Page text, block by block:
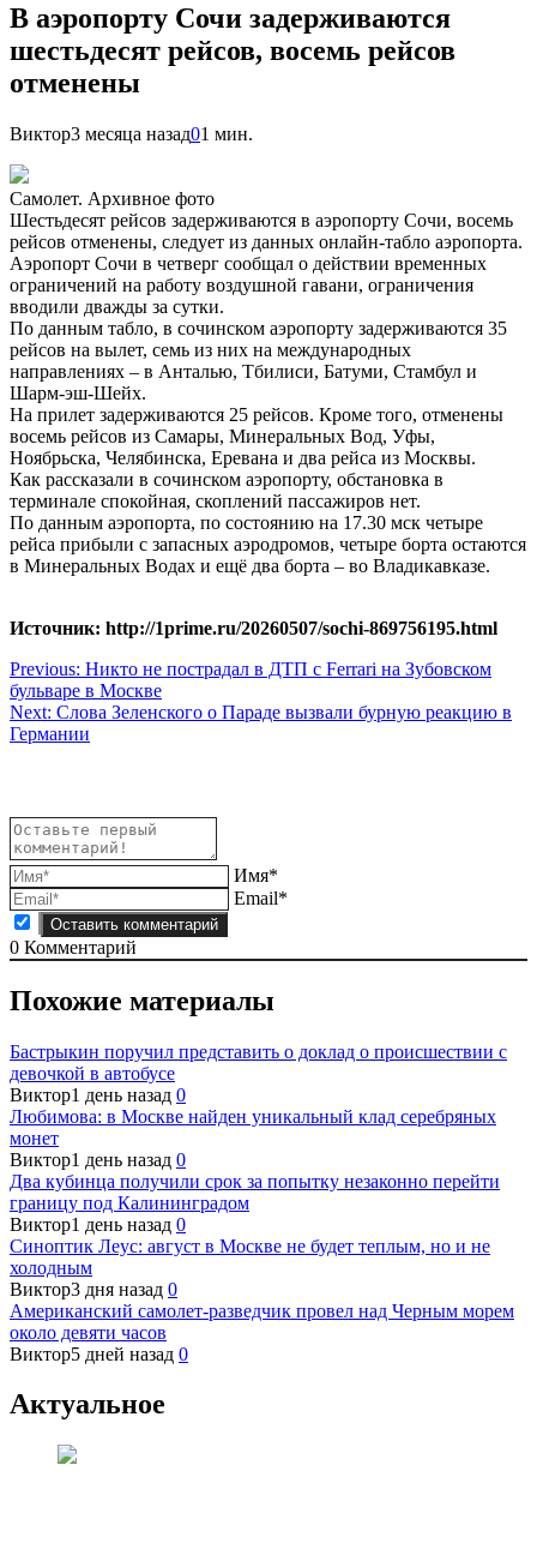
В аэропорту Сочи задерживаются
шестьдесят рейсов, восемь рейсов
отменены
Виктор3 месяца назад01 мин.
Самолет. Архивное фото
Шестьдесят рейсов задерживаются в аэропорту Сочи, восемь
рейсов отменены, следует из данных онлайн-табло аэропорта.
Аэропорт Сочи в четверг сообщал о действии временных
ограничений на работу воздушной гавани, ограничения
вводили дважды за сутки.
По данным табло, в сочинском аэропорту задерживаются 35
рейсов на вылет, семь из них на международных
направлениях – в Анталью, Тбилиси, Батуми, Стамбул и
Шарм-эш-Шейх.
На прилет задерживаются 25 рейсов. Кроме того, отменены
восемь рейсов из Самары, Минеральных Вод, Уфы,
Ноябрьска, Челябинска, Еревана и два рейса из Москвы.
Как рассказали в сочинском аэропорту, обстановка в
терминале спокойная, скоплений пассажиров нет.
По данным аэропорта, по состоянию на 17.30 мск четыре
рейса прибыли с запасных аэродромов, четыре борта остаются
в Минеральных Водах и ещё два борта – во Владикавказе.
Источник: http://1prime.ru/20260507/sochi-869756195.html
Навигация
по
записям
Previous: Никто не пострадал в ДТП с Ferrari на Зубовском
бульваре в Москве
Next: Слова Зеленского о Параде вызвали бурную реакцию в
Германии
Имя*
Email*
0 Комментарий
Похожие материалы
Бастрыкин поручил представить о доклад о происшествии с
девочкой в автобусе
Виктор1 день назад 0
Любимова: в Москве найден уникальный клад серебряных
монет
Виктор1 день назад 0
Два кубинца получили срок за попытку незаконно перейти
границу под Калининградом
Виктор1 день назад 0
Синоптик Леус: август в Москве не будет теплым, но и не
холодным
Виктор3 дня назад 0
Американский самолет-разведчик провел над Черным морем
около девяти часов
Виктор5 дней назад 0
Актуальное